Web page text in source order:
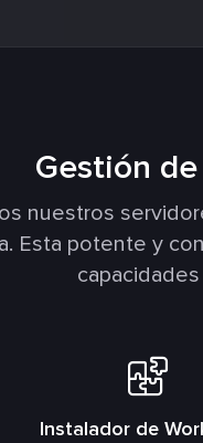
Gestión
nuestros
Esta potente y
Instalador de